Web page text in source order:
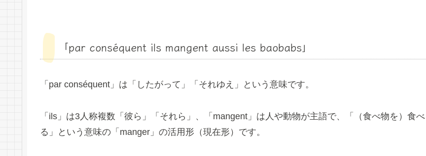
「par conséquent ils mangent aussi les baobabs」
「par conséquent」は「したがって」「それゆえ」という意味です。
「ils」は3人称複数「彼ら」「それら」、「mangent」は人や動物が主語で、「（食べ物を）食べ
る」という意味の「manger」の活用形（現在形）です。